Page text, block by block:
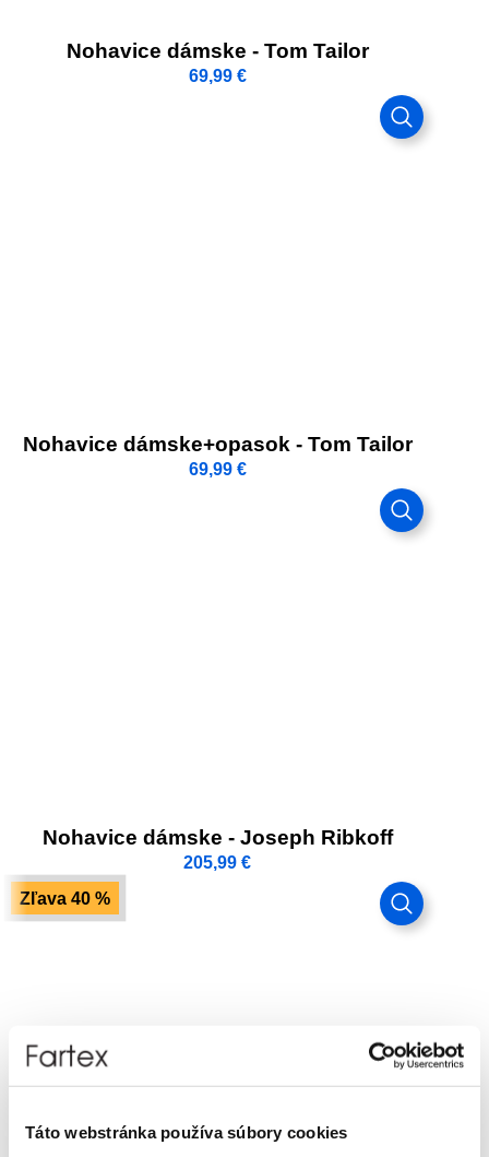
Táto webstránka používa súbory cookies
Nohavice dámske - Tom Tailor
69,99 €
Nohavice dámske+opasok - Tom Tailor
69,99 €
Nohavice dámske - Joseph Ribkoff
205,99 €
Zľava 40 %